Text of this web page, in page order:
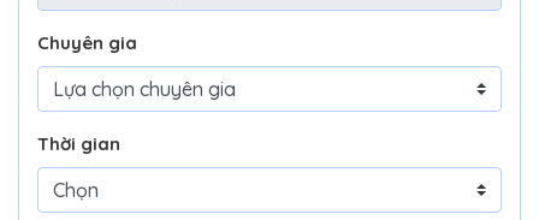
Chuyên gia
Thời gian